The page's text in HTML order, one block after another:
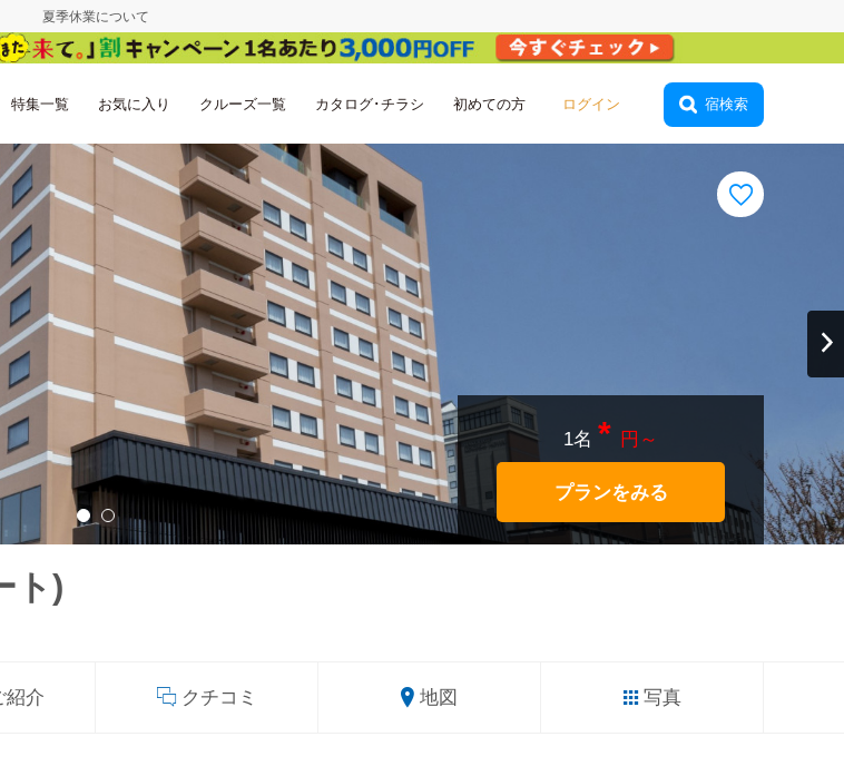
夏季休業について
特集一覧 お気に入り クルーズ一覧 カタログ･チラシ 初めての方 宿検索
1名 * 円～
プランをみる
ト)
紹介 クチコミ 地図 写真